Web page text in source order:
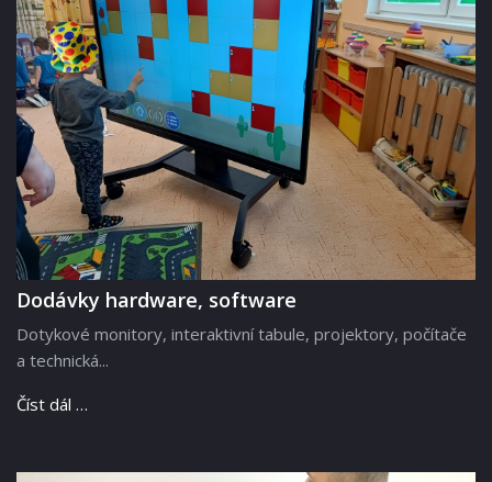
Dodávky hardware, software
Dotykové monitory, interaktivní tabule, projektory, počítače
a technická...
Číst dál …